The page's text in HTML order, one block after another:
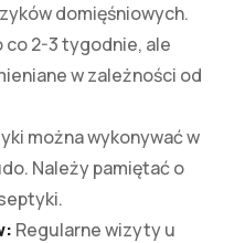
domięśniowych.
2-3 tygodnie, ale
w zależności od
można wykonywać w
Należy pamiętać o
Regularne wizyty u